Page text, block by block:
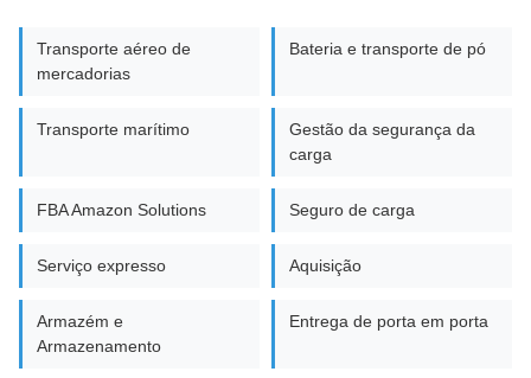
Transporte aéreo de
mercadorias
Bateria e transporte de pó
Transporte marítimo
Gestão da segurança da
carga
FBA Amazon Solutions Seguro de carga
Serviço expresso Aquisição
Armazém e
Armazenamento
Entrega de porta em porta